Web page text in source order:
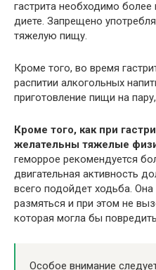
гастрита необходимо более
диете. Запрещено
тяжелую пищу.
Кроме того, во время
распитии алкогольных
приготовление пищи на
Кроме того, как при
желательны тяжелые
геморрое рекомендуется
двигательная активность
всего подойдет ходьба.
размяться и при этом не
которая могла бы
Особое внимание